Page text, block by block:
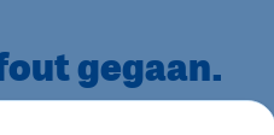
gegaan.